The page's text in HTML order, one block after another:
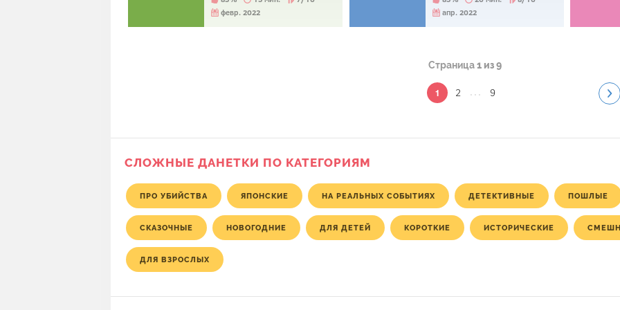
февр. 2022
апр. 2022
Страница1 из 9
1 2 ... 9
СЛОЖНЫЕ ДАНЕТКИ ПО КАТЕГОРИЯМ
ПРО УБИЙСТВА ЯПОНСКИЕ НА РЕАЛЬНЫХ СОБЫТИЯХ ДЕТЕКТИВНЫЕ ПОШЛЫЕ
СКАЗОЧНЫЕ НОВОГОДНИЕ ДЛЯ ДЕТЕЙ КОРОТКИЕ ИСТОРИЧЕСКИЕ
ДЛЯ ВЗРОСЛЫХ